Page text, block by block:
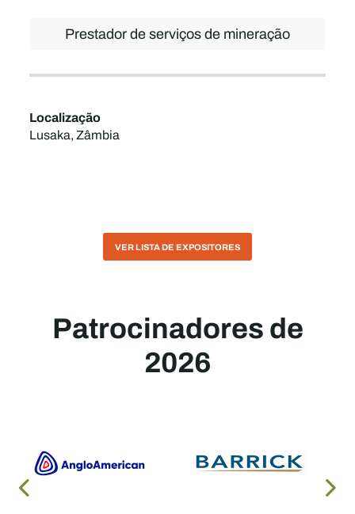
Prestador de serviços de mineração
Localização
Lusaka, Zâmbia
VER LISTA DE EXPOSITORES
Patrocinadores de
2026